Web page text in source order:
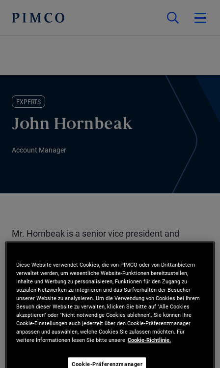
EXPERTS
John Hornbeak
Account Manager
Mr. Hornbeak is a senior vice president and
joining PIMCO in 2021, he was a vice president in
the advisory services department at Gurtin
Municipal Bond Management, a PIMCO company.
Mr. Hornbeak was responsible for advising the
firm's clients on fixed income markets as well as
the strategies and services of the firm. Prior to
Diese Website verwendet Cookies, die von PIMCO oder von Drittanbietern
verwaltet werden, um wesentliche Website-Funktionen bereitzustellen,
Inhalte und Werbung zu personalisieren, Funktionen für den Zugang zu
sozialen Netzwerken zu integrieren und das Surfverhalten der Besucher
unserer Website zu analysieren. Um die Verwendung von Cookies bei Ihrem
Besuch dieser Website zu verwalten, klicken Sie bitte auf "Alle Cookies
akzeptieren" oder "Nicht notwendige Cookies ablehnen". Sie können Ihre
Cookie-Einstellungen auch jederzeit über den Cookie-Präferenzmanager
anpassen und auswählen, welche Cookies Sie zulassen möchten. Für
weitere Informationen lesen Sie bitte unsere Cookie-Richtlinie.
Cookie-Präferenzmanager